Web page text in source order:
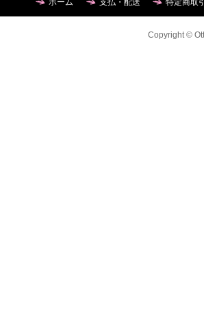
ホーム 支払・配送 特定商取
Copyright ©